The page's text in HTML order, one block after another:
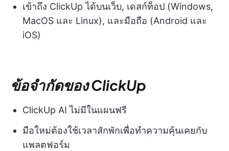
เข้าถึง ClickUp ได้บนเว็บ, เดสก์ท็อป (Windows,
MacOS และ Linux), และมือถือ (Android และ
iOS)
ข้อจำกัดของ ClickUp
ClickUp AI ไม่มีในแผนฟรี
มือใหม่ต้องใช้เวลาสักพักเพื่อทำความคุ้นเคยกับ
แพลตฟอร์ม